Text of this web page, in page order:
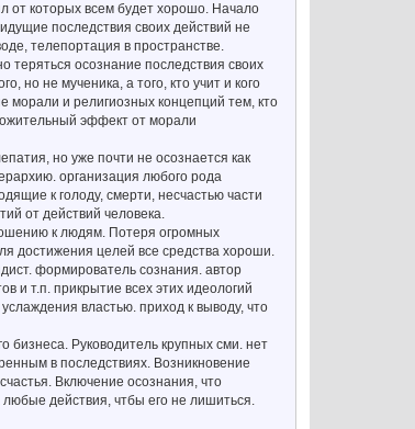
от которых всем будет хорошо. Начало
последствия своих действий не
телепортация в пространстве.
теряться осознание последствия своих
но не мученика, а того, кто учит и кого
морали и религиозных концепций тем, кто
эффект от морали
но уже почти не осознается как
организация любого рода
к голоду, смерти, несчастью части
от действий человека.
к людям. Потеря огромных
достижения целей все средства хороши.
формирователь сознания. автор
и т.п. прикрытие всех этих идеологий
властью. приход к выводу, что
бизнеса. Руководитель крупных сми. нет
в последствиях. Возникновение
Включение осознания, что
действия, чтбы его не лишиться.